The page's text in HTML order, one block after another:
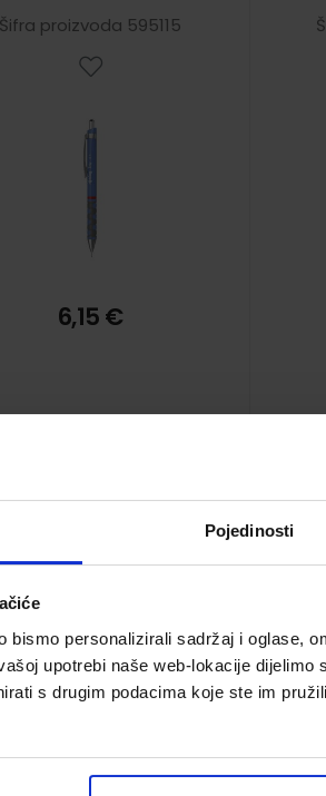
Pojedinosti
bismo personalizirali sadržaj i oglase,
upotrebi naše web-lokacije
s drugim podacima koje ste im
Šifra proizvoda 595115
6,15 €